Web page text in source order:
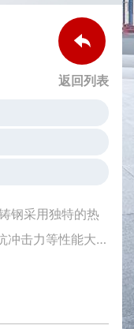
返回列表
钢采用独特的热
冲击力等性能大大